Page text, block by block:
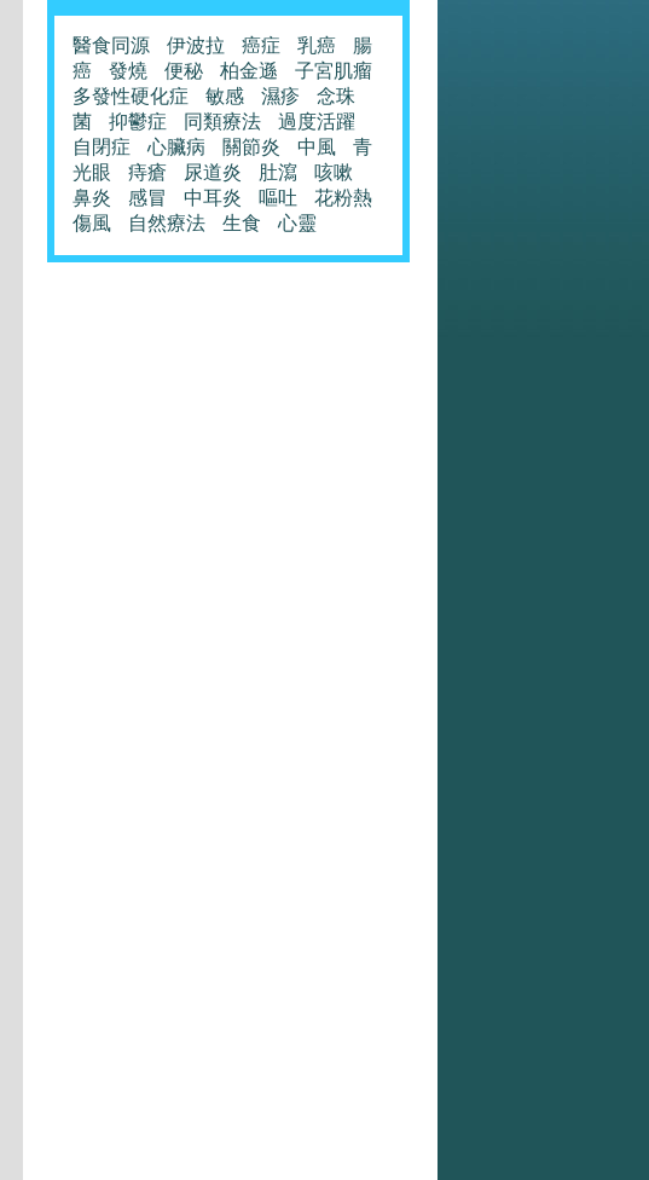
醫食同源 伊波拉 癌症 乳癌
腸
癌
發燒 便秘 柏金遜
子宮肌瘤
多發性硬化症
敏感 濕疹
念珠
菌
抑鬱症 同類療法
過度活躍
自閉症
心臟病 關節炎 中風
青
光眼
痔瘡 尿道炎 肚瀉
咳嗽
鼻炎
感冒 中耳炎 嘔吐
花粉熱
傷風
自然療法 生食 心靈